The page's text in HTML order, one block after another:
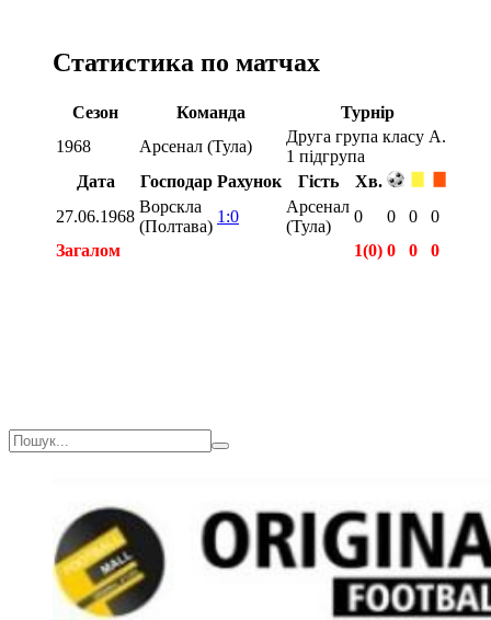
Статистика по матчах
Сезон Команда
Турнір
1968
Арсенал (Тула)
Друга група класу А.
1 підгрупа
Дата
Господар Рахунок Гість
Хв.
27.06.1968
Ворскла
(Полтава)
1:0
Арсенал
(Тула)
0 0 0
0
Загалом
1(0) 0 0
0